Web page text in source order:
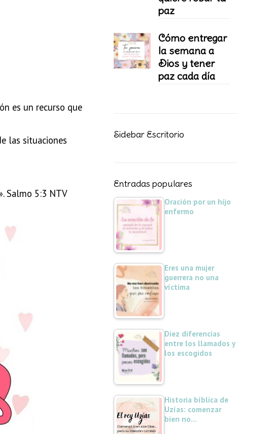
es un recurso que
las situaciones
Salmo 5:3 NTV
paz
Cómo entregar
la semana a
Dios y tener
paz cada día
Sidebar Escritorio
Entradas populares
Oración por un hijo
enfermo
Eres una mujer
guerrera no una
víctima
Diez diferencias
entre los llamados y
los escogidos
Historia bíblica de
Uzías: comenzar
bien no…